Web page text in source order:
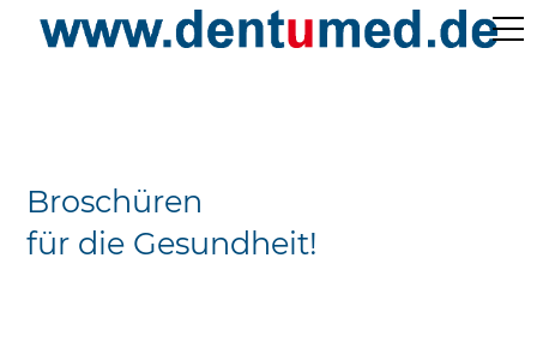
Ärzteverzeichnisse
Broschüren
für die Gesundheit!